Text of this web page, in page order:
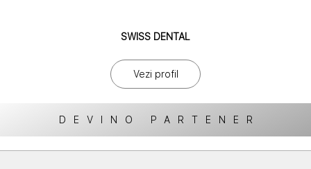
SWISS DENTAL
Vezi profil
DEVINO PARTENER